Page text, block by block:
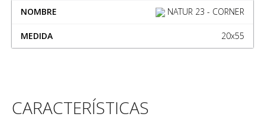
NATUR 23 - CORNER
20x55
CARACTERÍSTICAS